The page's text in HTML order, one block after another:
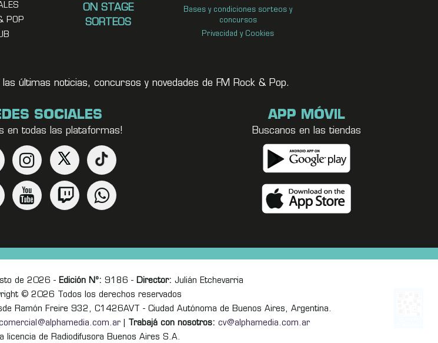
POP
ON STAGE
SORTEOS
Bases y condiciones sorteos y
concursos
Privacidad y Cookies
últimas noticias, concursos y novedades de FM Rock & Pop.
SOCIALES
en todas las plataformas!
APP MÓVIL
Buscanos en las tiendas
de 2026 - Edición Nº: 9186 - Director: Julián Etchevarria
© 2026 Todos los derechos reservados
Ramón Freire 932, C1426AVT - Ciudad Autónoma de Buenos Aires, Argentina.
| Trabajá con nosotros: cv@alphamedia.com.ar
licencia de Radiodifusora Buenos Aires S.A.